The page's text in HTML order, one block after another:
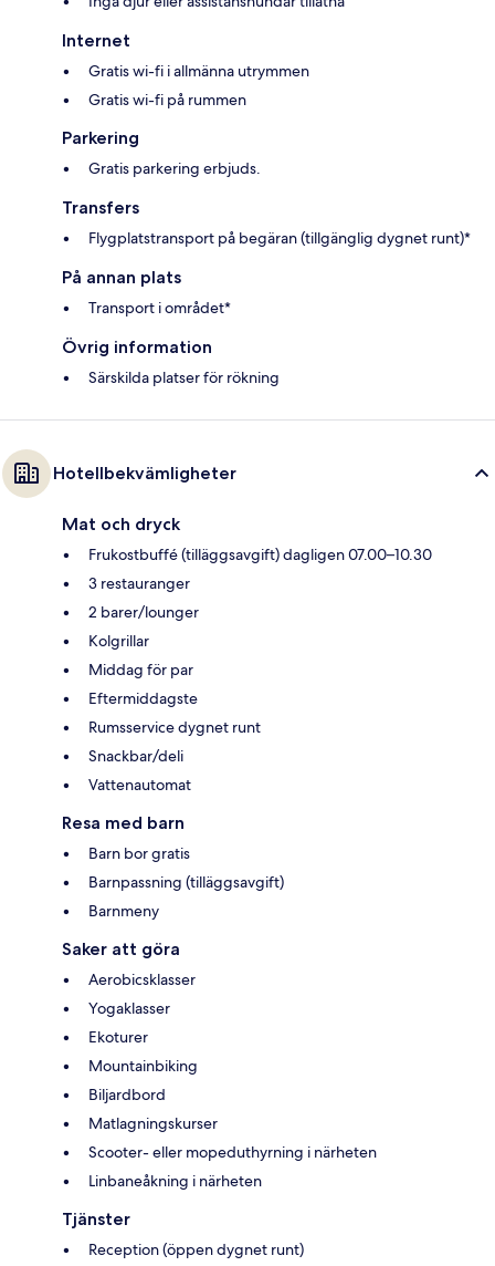
Internet
Gratis wi-fi i allmänna utrymmen
Gratis wi-fi på rummen
Parkering
Gratis parkering erbjuds.
Transfers
Flygplatstransport på begäran (tillgänglig dygnet runt)*
På annan plats
Transport i området*
Övrig information
Särskilda platser för rökning
Hotellbekvämligheter
Mat och dryck
Frukostbuffé (tilläggsavgift) dagligen 07.00–10.30
3 restauranger
2 barer/lounger
Kolgrillar
Middag för par
Eftermiddagste
Rumsservice dygnet runt
Snackbar/deli
Vattenautomat
Resa med barn
Barn bor gratis
Barnpassning (tilläggsavgift)
Barnmeny
Saker att göra
Aerobicsklasser
Yogaklasser
Ekoturer
Mountainbiking
Biljardbord
Matlagningskurser
Scooter- eller mopeduthyrning i närheten
Linbaneåkning i närheten
Tjänster
Reception (öppen dygnet runt)